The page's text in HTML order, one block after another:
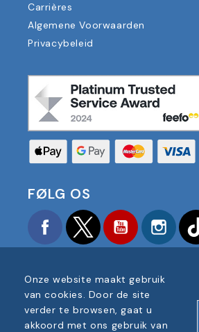
Carrières
Algemene Voorwaarden
Privacybeleid
FØLG OS
FacebookTwitter YouTube
COPYRIGHT © 2025 FOOTBALL
Onze website maakt gebruik
van cookies. Door de site
verder te browsen, gaat u
akkoord met ons gebruik van